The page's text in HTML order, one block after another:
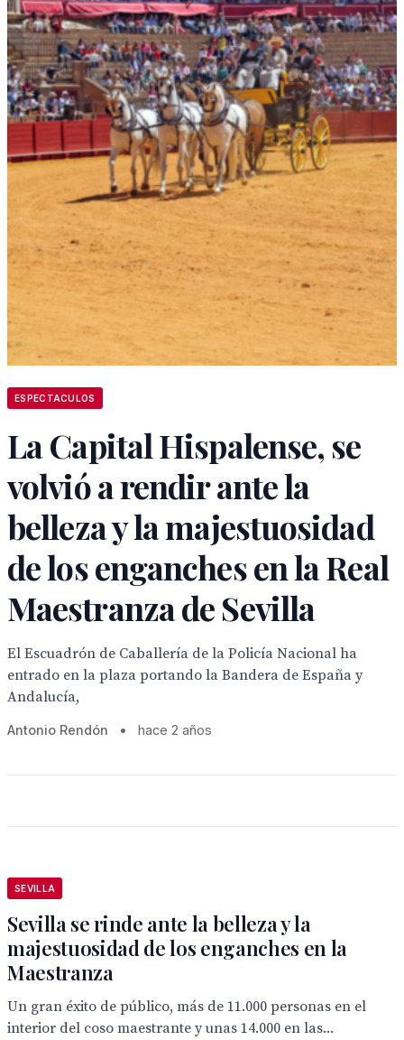
ESPECTACULOS
La Capital Hispalense, se
volvió a rendir ante la
belleza y la majestuosidad
de los enganches en la Real
Maestranza de Sevilla
El Escuadrón de Caballería de la Policía Nacional ha
entrado en la plaza portando la Bandera de España y
Andalucía,
Antonio Rendón • hace 2 años
SEVILLA
Sevilla se rinde ante la belleza y la
majestuosidad de los enganches en la
Maestranza
Un gran éxito de público, más de 11.000 personas en el
interior del coso maestrante y unas 14.000 en las...